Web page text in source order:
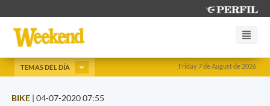
Friday 7 de August de 2026
TEMAS DEL DÍA
BIKE | 04-07-2020 07:55